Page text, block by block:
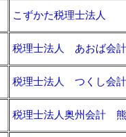
こずかた税理士法人
税理士法人 あおば
税理士法人 つくし会計
税理士法人奥州会計